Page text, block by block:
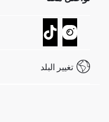
تتبع الشحنة
كيف يمكنك التسوق في
كيف تدفع في ديفاكتو؟
شروط المنافسة
نموذج الاتصال
خدمة العملاء
Call Center 19782
تغيير البلد